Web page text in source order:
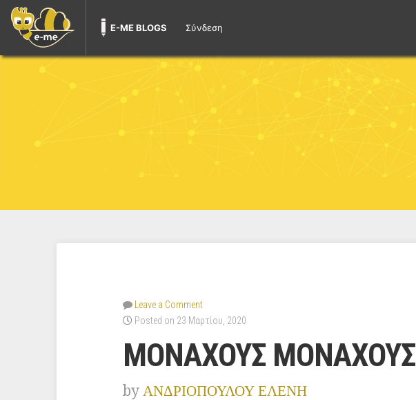
E-ME BLOGS Σύνδεση
Leave a Comment
Posted on 23 Μαρτίου, 2020
ΜΟΝΑΧΟΥΣ ΜΟΝΑΧΟΥΣ
by ΑΝΔΡΙΟΠΟΥΛΟΥ ΕΛΕΝΗ